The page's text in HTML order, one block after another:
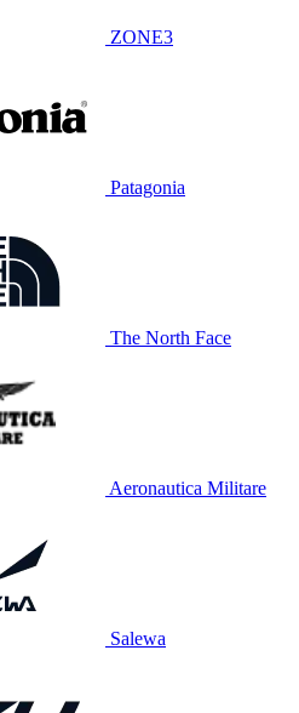
ZONE3
Patagonia
The North Face
Aeronautica Militare
Salewa